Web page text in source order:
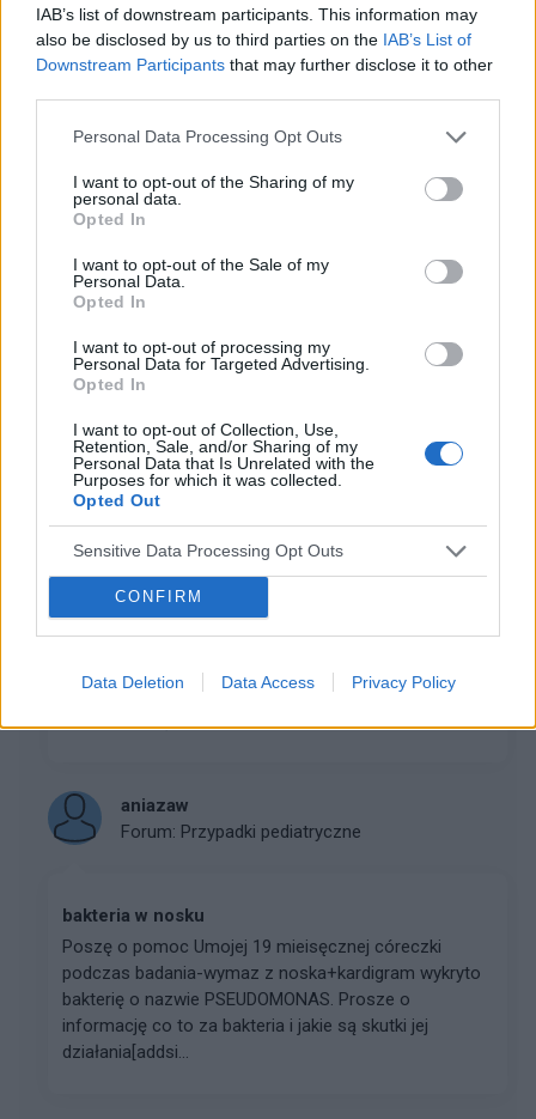
IAB’s list of downstream participants. This information may
also be disclosed by us to third parties on the IAB’s List of
Downstream Participants that may further disclose it to other
Personal Data Processing Opt Outs
I want to opt-out of the Sharing of my
personal data.
Opted In
I want to opt-out of the Sale of my
Personal Data.
Opted In
I want to opt-out of processing my
Personal Data for Targeted Advertising.
Opted In
I want to opt-out of Collection, Use,
Retention, Sale, and/or Sharing of my
Personal Data that Is Unrelated with the
Purposes for which it was collected.
Opted Out
Sensitive Data Processing Opt Outs
CONFIRM
Data Deletion Data Access Privacy Policy
Ból brzucha ciągły u 6-latki
które nic nie wykazało. W 08.2023 wyszła obniżona
Forum:Przypadki pediatryczne
Metanabol a niedobor wzrostu.
Mam pytanie czy u dziecka (15 letniego) mozna leczyc
Proszę o szybką odpowiedz, z góry dziekuję.
gość
Forum:Pediatria - grupa dla rodziny i pacjenta
PSYCHOLOG DZIECIĘCY - SZCZECIN
Witam wszystkich Poszukuję dobrego psychologa
dziecięcego w Szczecinie. Jak ktoś zna, to bardzo
aniazaw
Forum: Przypadki pediatryczne
bakteria w nosku
Poszę o pomoc Umojej 19 mieisęcznej córeczki
podczas badania-wymaz z noska+kardigram wykryto
bakterię o nazwie PSEUDOMONAS. Prosze o
informację co to za bakteria i jakie są skutki jej
działania[addsi...